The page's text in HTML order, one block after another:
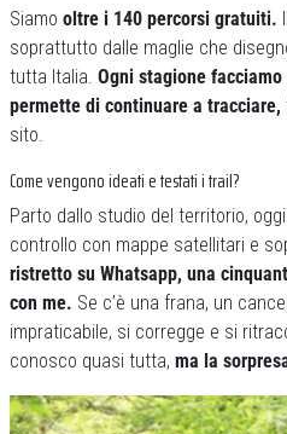
Siamo oltre i 140 percorsi gratuiti.
soprattutto dalle maglie che
tutta Italia. Ogni stagione
permette di continuare a tracciare,
sito.
Come vengono ideati e testati i trail?
Parto dallo studio del territorio,
controllo con mappe satellitari e
ristretto su Whatsapp, una
con me. Se c’è una frana, un
impraticabile, si corregge e si
conosco quasi tutta, ma la